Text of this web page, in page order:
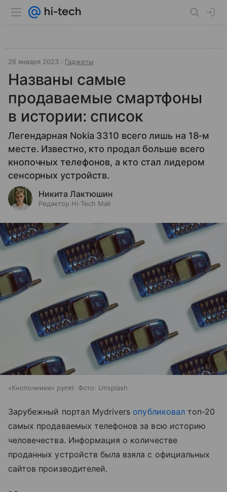
26 января 2023 Гаджеты
Названы самые
продаваемые смартфоны
в истории: список
Легендарная Nokia 3310 всего лишь на 18-м
месте. Известно, кто продал больше всего
кнопочных телефонов, а кто стал лидером
сенсорных устройств.
Никита Лактюшин
Редактор Hi-Tech Mail
«Кнопочники» рулят. Фото: Unsplash
Зарубежный портал Mydrivers опубликовалтоп-20
самых продаваемых телефонов за всю историю
человечества. Информация о количестве
проданных устройств была взяла с официальных
сайтов производителей.